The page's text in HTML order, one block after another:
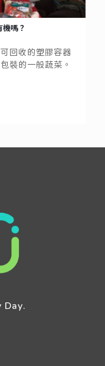
嗎？
回收的塑膠容器
裝的一般蔬菜。
Day.